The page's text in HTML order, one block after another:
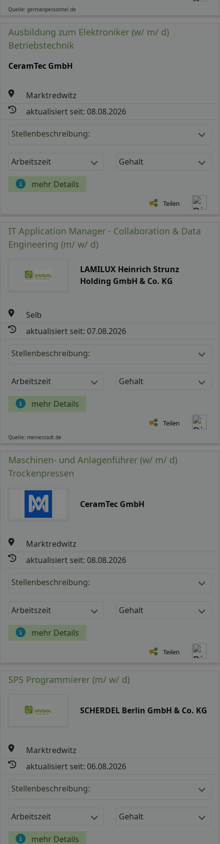
Quelle: germanpersonnel.de
Ausbildung zum Elektroniker (w/ m/ d)
Betriebstechnik
CeramTec GmbH
Marktredwitz
aktualisiert seit: 08.08.2026
Stellenbeschreibung:
Arbeitszeit Gehalt
mehr Details
Teilen
IT Application Manager - Collaboration & Data
Engineering (m/ w/ d)
LAMILUX Heinrich Strunz
Holding GmbH & Co. KG
Selb
aktualisiert seit: 07.08.2026
Stellenbeschreibung:
Arbeitszeit Gehalt
mehr Details
Teilen
Quelle: meinestadt.de
Maschinen- und Anlagenführer (w/ m/ d)
Trockenpressen
CeramTec GmbH
Marktredwitz
aktualisiert seit: 08.08.2026
Stellenbeschreibung:
Arbeitszeit Gehalt
mehr Details
Teilen
SPS Programmierer (m/ w/ d)
SCHERDEL Berlin GmbH & Co. KG
Marktredwitz
aktualisiert seit: 06.08.2026
Stellenbeschreibung:
Arbeitszeit Gehalt
mehr Details